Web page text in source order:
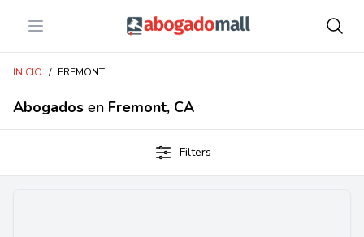
Open menu Abogadomall
INICIO / FREMONT
Abogados en Fremont, CA
Filters